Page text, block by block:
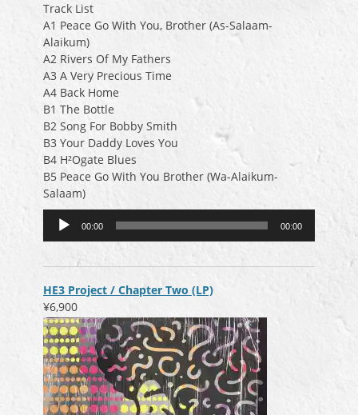
Track List
A1 Peace Go With You, Brother (As-Salaam-
Alaikum)
A2 Rivers Of My Fathers
A3 A Very Precious Time
A4 Back Home
B1 The Bottle
B2 Song For Bobby Smith
B3 Your Daddy Loves You
B4 H²Ogate Blues
B5 Peace Go With You Brother (Wa-Alaikum-
Salaam)
レ
ー
ヤ
ー
00:00 00:00
HE3 Project / Chapter Two (LP)
¥6,900